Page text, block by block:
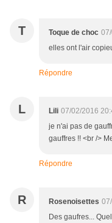
T Toque de choc
elles ont l'air
Répondre
L Lili 07/02/2016
je n'ai pas de
gauffres !! <br />
Répondre
R Rosenoisettes
Des gaufres...